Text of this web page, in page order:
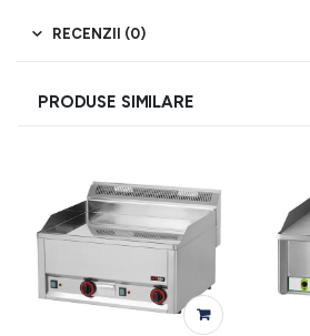
RECENZII (0)
PRODUSE SIMILARE